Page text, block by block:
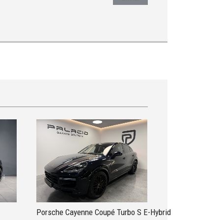
Porsche Cayenne Coupé Turbo S E-Hybrid